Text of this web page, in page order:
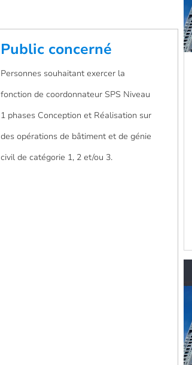
Public concerné
Personnes souhaitant exercer la
fonction de coordonnateur SPS Niveau
1 phases Conception et Réalisation sur
des opérations de bâtiment et de génie
civil de catégorie 1, 2 et/ou 3.